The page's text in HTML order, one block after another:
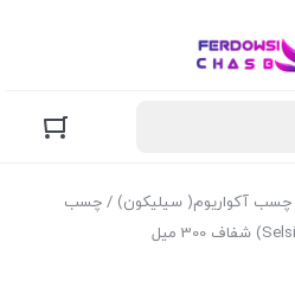
چسب آکواریوم( سیلیکون) / چسب